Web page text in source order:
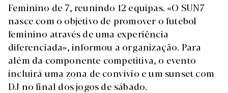
Feminino de 7, reunindo 12 equipas. «O SUN7
nasce com o objetivo de promover o futebol
feminino através de uma experiência
diferenciada», informou a organização. Para
além da componente competitiva, o evento
incluirá uma zona de convívio e um sunset com
DJ no final dos jogos de sábado.